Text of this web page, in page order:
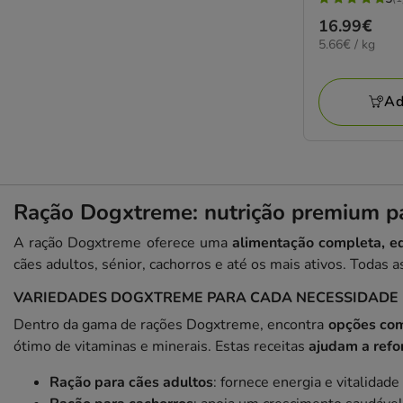
5
estrelas
com
avaliações
Preço
16.99€
16.99€
5.66€
KG
5.66€ / kg
Ração Dogxtreme: nutrição premium
A ração Dogxtreme oferece uma alimentação completa,
cães adultos, sénior, cachorros e até os mais ativos. Todas
VARIEDADES DOGXTREME PARA CADA NECESSIDADE
Dentro da gama de rações Dogxtreme, encontra opções
ótimo de vitaminas e minerais. Estas receitas ajudam a
Ração para cães adultos: fornece energia e vitalidade